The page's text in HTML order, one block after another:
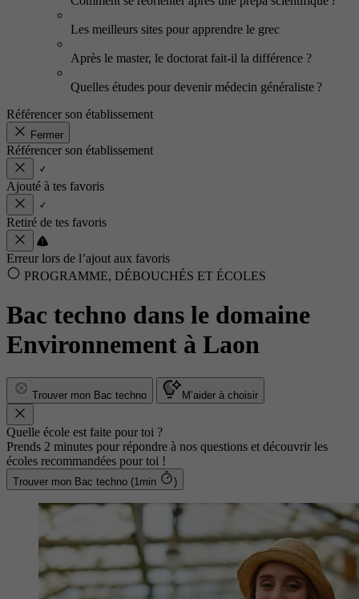
Les meilleurs sites pour apprendre le grec
Après le master, le doctorat fait-il la différence ?
Quelles études pour devenir médecin généraliste ?
Référencer son établissement
Fermer
Référencer son établissement
Ajouté à tes favoris
Retiré de tes favoris
Erreur lors de l’ajout aux favoris
PROGRAMME, DÉBOUCHÉS ET ÉCOLES
Bac techno dans le domaine
Environnement à Laon
Trouver mon Bac techno M’aider à choisir
Quelle école est faite pour toi ?
Prends 2 minutes pour répondre à nos questions et découvrir les
écoles recommandées pour toi !
Trouver mon Bac techno (1min )